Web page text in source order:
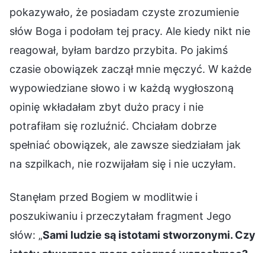
pokazywało, że posiadam czyste zrozumienie
słów Boga i podołam tej pracy. Ale kiedy nikt nie
reagował, byłam bardzo przybita. Po jakimś
czasie obowiązek zaczął mnie męczyć. W każde
wypowiedziane słowo i w każdą wygłoszoną
opinię wkładałam zbyt dużo pracy i nie
potrafiłam się rozluźnić. Chciałam dobrze
spełniać obowiązek, ale zawsze siedziałam jak
na szpilkach, nie rozwijałam się i nie uczyłam.
Stanęłam przed Bogiem w modlitwie i
poszukiwaniu i przeczytałam fragment Jego
słów: „Sami ludzie są istotami stworzonymi. Czy